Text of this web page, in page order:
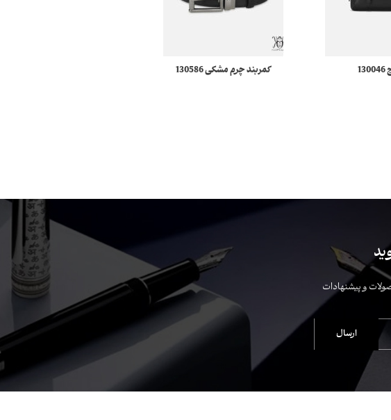
کیف کج 130046
کمربند چرم مشکی 130586
و پیشنهادات